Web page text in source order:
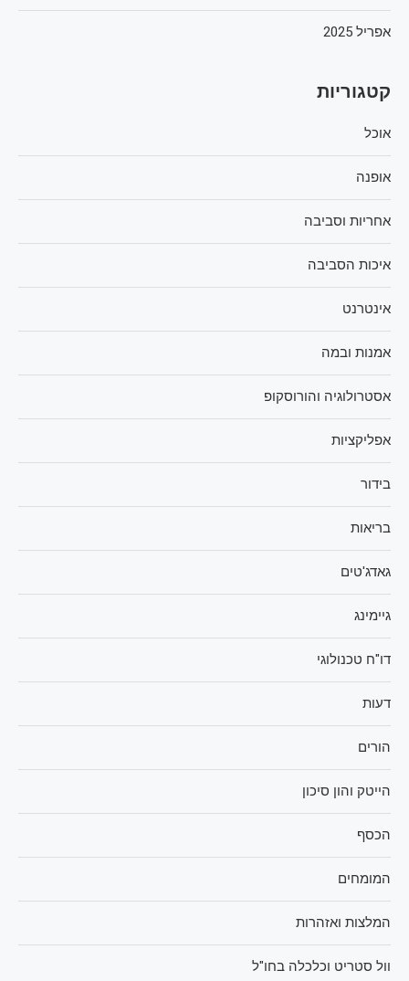
אפריל 2025
קטגוריות
אוכל
אופנה
אחריות וסביבה
איכות הסביבה
אינטרנט
אמנות ובמה
אסטרולוגיה והורוסקופ
אפליקציות
בידור
בריאות
גאדג'טים
גיימינג
דו"ח טכנולוגי
דעות
הורים
הייטק והון סיכון
הכסף
המומחים
המלצות ואזהרות
וול סטריט וכלכלה בחו"ל